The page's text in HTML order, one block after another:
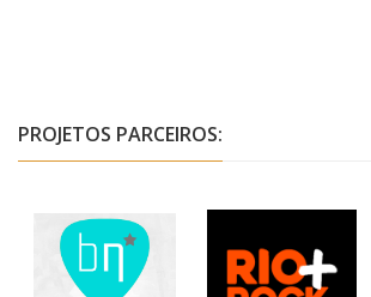
PROJETOS PARCEIROS: